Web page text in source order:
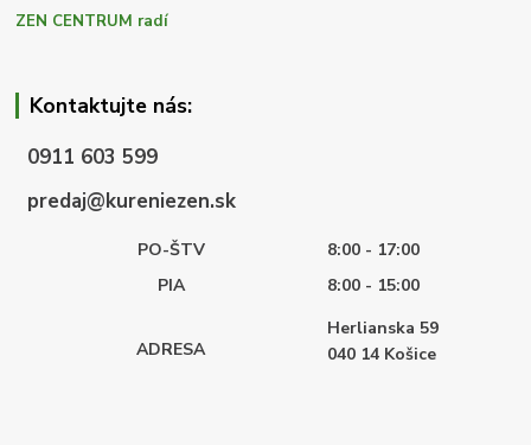
ZEN CENTRUM radí
Kontaktujte nás:
0911 603 599
predaj@kureniezen.sk
PO-ŠTV
8:00 - 17:00
PIA
8:00 - 15:00
ADRESA
Herlianska 59
040 14 Košice